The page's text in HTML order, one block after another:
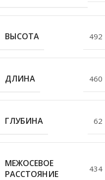
ВЫСОТА 492
ДЛИНА 460
ГЛУБИНА 62
МЕЖОСЕВОЕ
РАССТОЯНИЕ
434